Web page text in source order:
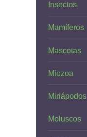
Insectos
Mamíferos
Mascotas
Miozoa
Miriápodos
Moluscos